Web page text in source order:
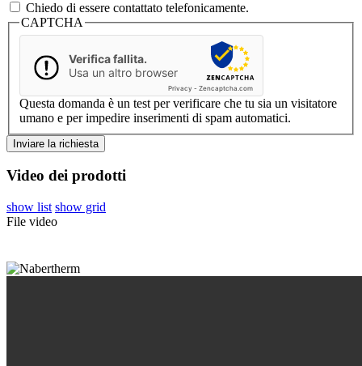
Chiedo di essere contattato telefonicamente.
CAPTCHA
Verifica fallita.
Usa un altro browser
Privacy - Zencaptcha.com
Questa domanda è un test per verificare che tu sia un visitatore
umano e per impedire inserimenti di spam automatici.
Video dei prodotti
show list show grid
File video